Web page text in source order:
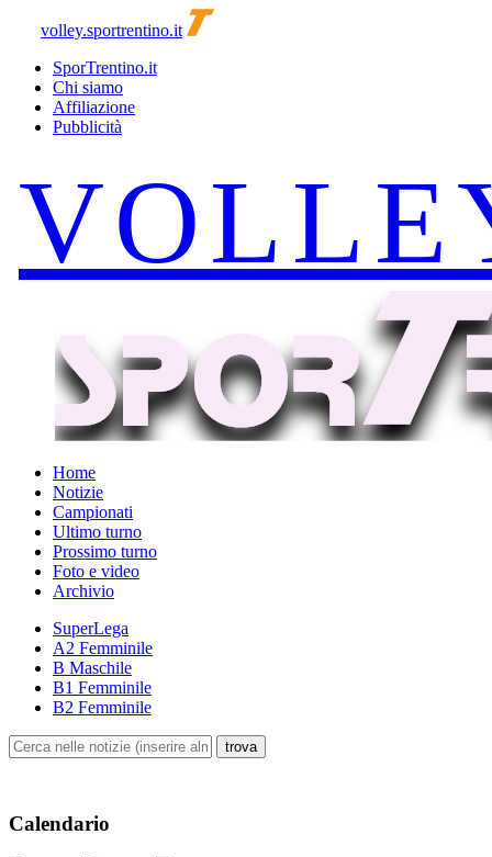
volley.sportrentino.it
SporTrentino.it
Chi siamo
Affiliazione
Pubblicità
Home
Notizie
Campionati
Ultimo turno
Prossimo turno
Foto e video
Archivio
SuperLega
A2 Femminile
B Maschile
B1 Femminile
B2 Femminile
Calendario